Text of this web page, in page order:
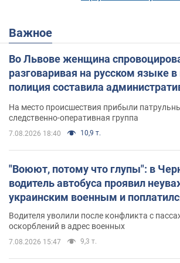
Важное
Во Львове женщина
разговаривая на русском языке
полиция составила
протокол. Видео
На место происшествия прибыли
следственно-оперативная группа
7.08.2026 18:40 10,9 т.
"Воюют, потому что глупы": в
водитель автобуса проявил
украинским военным и
Водителя уволили после конфликта с
оскорблений в адрес военных
7.08.2026 15:47 9,3 т.